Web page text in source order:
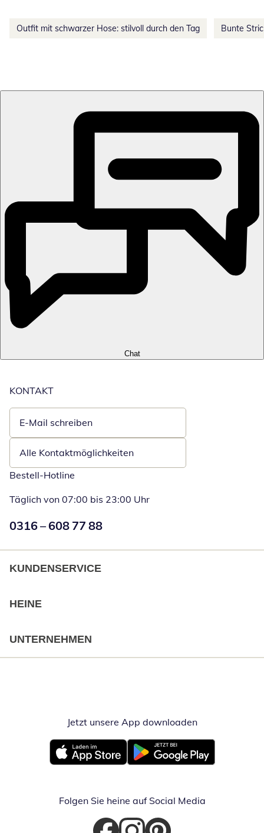
Outfit mit schwarzer Hose: stilvoll durch den Tag Bunte
Chat
KONTAKT
E-Mail schreiben
Öffnet E-Mail-Client
Alle Kontaktmöglichkeiten
Bestell-Hotline
Täglich von 07:00 bis 23:00 Uhr
Numéro de téléphone:
0316 – 608 77 88
KUNDENSERVICE
HEINE
UNTERNEHMEN
Jetzt unsere App downloadenÖffnet in
Öffnet in neuem FensterÖffnet in neuem Fenster
Folgen Sie heine auf Social Media